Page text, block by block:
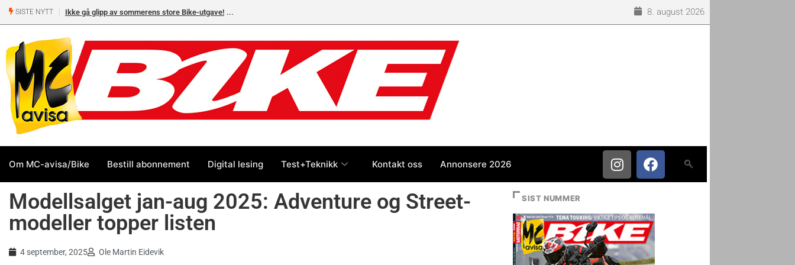
SISTE NYTT Ikke gå glipp av sommerens store Bike-utgave!
Yamaha og BMW
8. august 2026
Om MC-avisa/Bike Bestill abonnement Digital lesing Test+Teknikk Kontakt oss Annonsere 2026
Modellsalget jan-aug 2025: Adventure og Street-
modeller topper listen
4 september, 2025 Ole Martin Eidevik
SIST NUMMER